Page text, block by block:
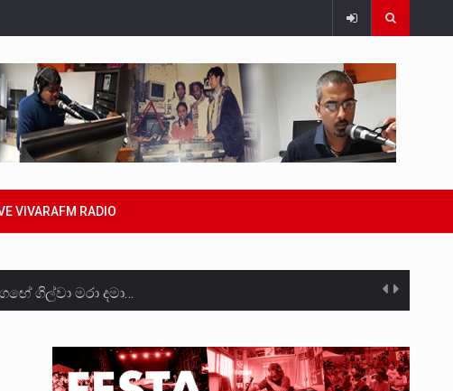
VIVARAFM RADIO
ගිල්වා මරා දමා…
දෙසැම්බර්…